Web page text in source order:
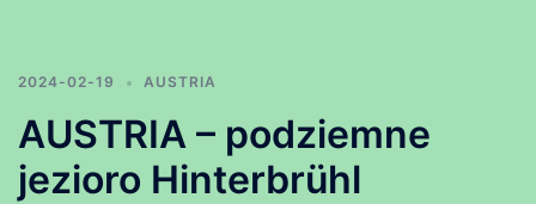
2024-02-19 AUSTRIA
AUSTRIA – podziemne
jezioro Hinterbrühl